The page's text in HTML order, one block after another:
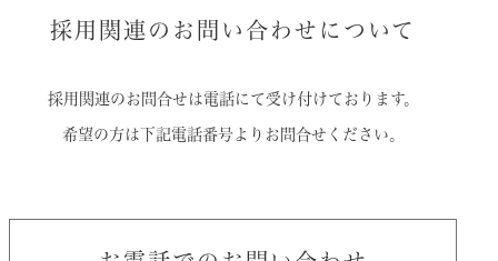
採用関連のお問い合わせについて
採用関連のお問合せは電話にて受け付けております。
希望の方は下記電話番号よりお問合せください。